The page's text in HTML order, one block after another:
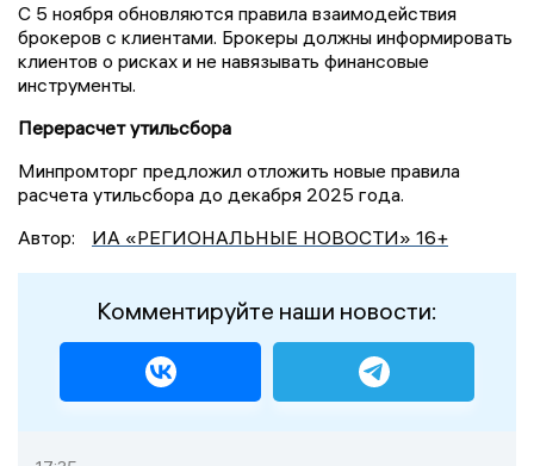
С 5 ноября обновляются правила взаимодействия
брокеров с клиентами. Брокеры должны информировать
клиентов о рисках и не навязывать финансовые
инструменты.
Перерасчет утильсбора
Минпромторг предложил отложить новые правила
расчета утильсбора до декабря 2025 года.
Автор:
ИА «РЕГИОНАЛЬНЫЕ НОВОСТИ» 16+
Комментируйте наши новости: